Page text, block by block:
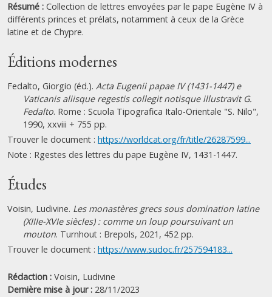
Résumé : Collection de lettres envoyées par le pape Eugène IV à
différents princes et prélats, notamment à ceux de la Grèce
latine et de Chypre.
Éditions modernes
Fedalto, Giorgio (éd.). Acta Eugenii papae IV (1431-1447) e
Vaticanis aliisque regestis collegit notisque illustravit G.
Fedalto. Rome : Scuola Tipografica Italo-Orientale "S. Nilo",
1990, xxviii + 755 pp.
Trouver le document : https://worldcat.org/fr/title/26287599...
Note : Rgestes des lettres du pape Eugène IV, 1431-1447.
Études
Voisin, Ludivine. Les monastères grecs sous domination latine
(XIIIe-XVIe siècles) : comme un loup poursuivant un
mouton. Turnhout : Brepols, 2021, 452 pp.
Trouver le document : https://www.sudoc.fr/257594183...
Rédaction : Voisin, Ludivine
Dernière mise à jour : 28/11/2023